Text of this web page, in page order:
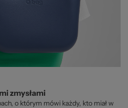
zmysłami
o którym mówi każdy, kto miał w